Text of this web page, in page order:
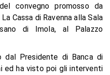
convegno promosso da
Cassa di Ravenna alla Sala
di Imola, al Palazzo
Presidente di Banca di
ed ha visto poi gli interventi